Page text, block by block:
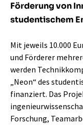
Förderung von
studentischem
Mit jeweils 10.000
und Förderer
werden
„Neon“ des
finanziert. Das
Forschung,